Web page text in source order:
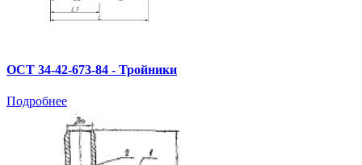
ОСТ 34-42-673-84 - Тройники
Подробнее